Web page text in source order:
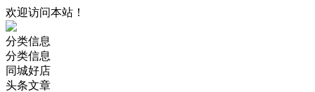
欢迎访问本站！
分类信息
分类信息
同城好店
头条文章